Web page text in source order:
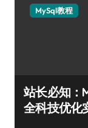
MySql教程
站长必知：
全科技优化